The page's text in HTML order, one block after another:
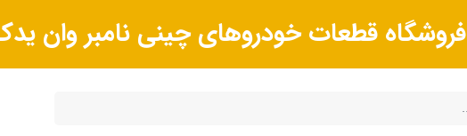
فروشگاه قطعات خودروهای چینی نامبر وان